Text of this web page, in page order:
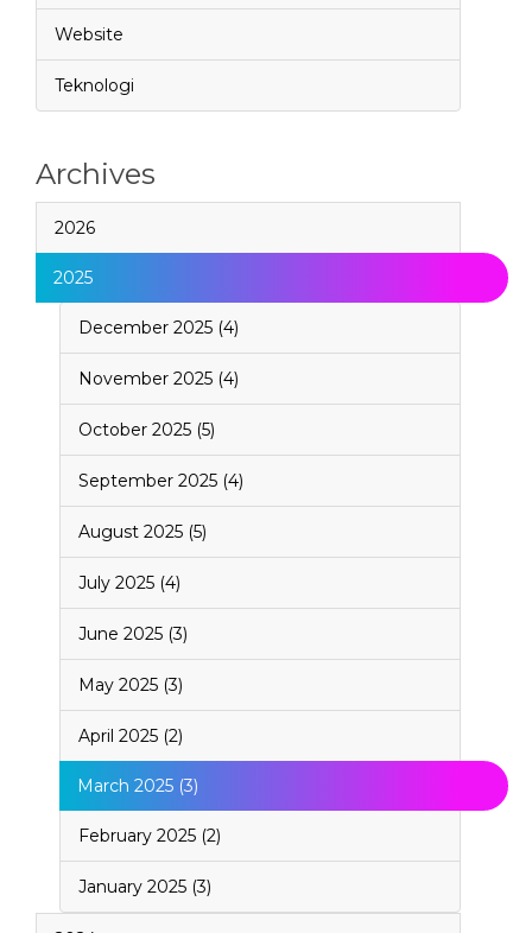
Website
Teknologi
Archives
2026
2025
December 2025 (4)
November 2025 (4)
October 2025 (5)
September 2025 (4)
August 2025 (5)
July 2025 (4)
June 2025 (3)
May 2025 (3)
April 2025 (2)
March 2025 (3)
February 2025 (2)
January 2025 (3)